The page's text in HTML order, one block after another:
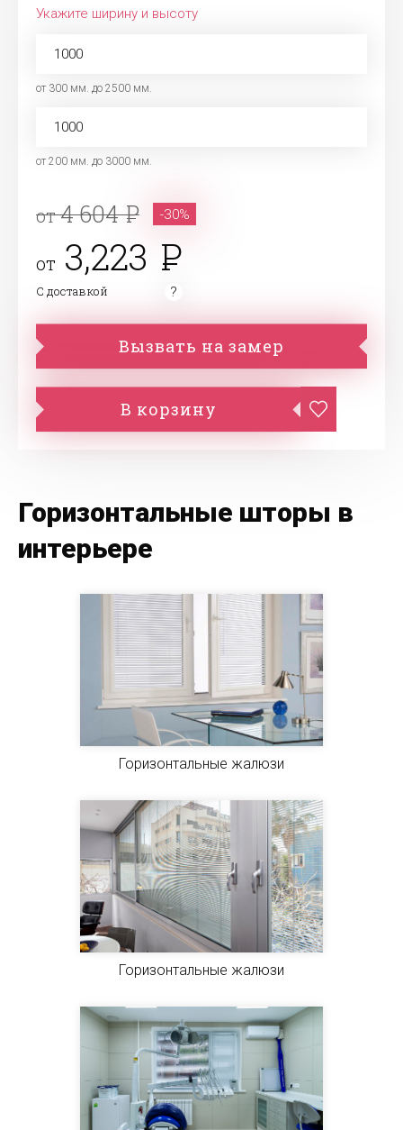
Укажите ширину и высоту
от 300 мм. до 2500 мм.
от 200 мм. до 3000 мм.
от4 604 -30%
от 3,223
С доставкой
Вызвать на замер
В корзину
Горизонтальные шторы в
интерьере
Горизонтальные жалюзи
Горизонтальные жалюзи